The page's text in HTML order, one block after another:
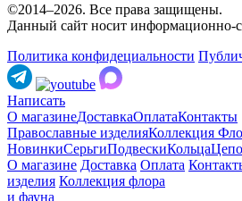
©2014–2026. Все права защищены.
Данный сайт носит информационно-
Политика конфидециальности
Написать
О магазинеДоставкаОплатаКонтакты
Православные изделияКоллекция
НовинкиСерьгиПодвескиКольца
О магазине Доставка Оплата
изделия Коллекция флора
и фауна